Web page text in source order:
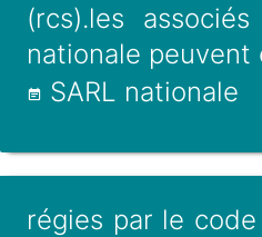
(rcs).les
nationale peuvent
SARL nationale
régies par le